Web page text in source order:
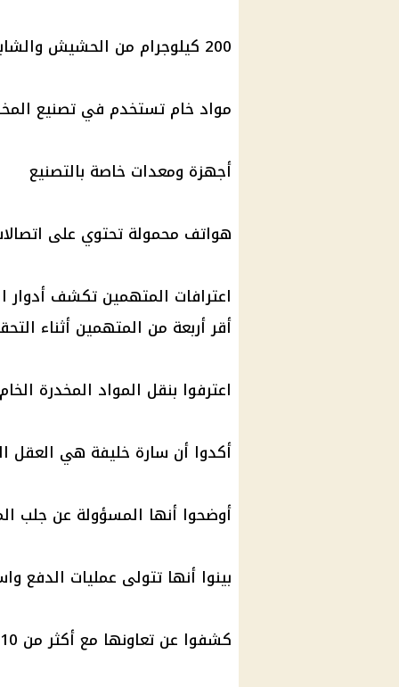
200 كيلوجرام من الحشيش والشابو المصنعين
مواد خام تستخدم في تصنيع
أجهزة ومعدات خاصة بالتصنيع
هواتف محمولة تحتوي على
اعترافات المتهمين تكشف أدوار
أقر أربعة من المتهمين أثناء
اعترفوا بنقل المواد المخدرة
أكدوا أن سارة خليفة هي العقل
أوضحوا أنها المسؤولة عن جلب
بينوا أنها تتولى عمليات الدفع
كشفوا عن تعاونها مع أكثر من 10 أشخاص داخل مصر